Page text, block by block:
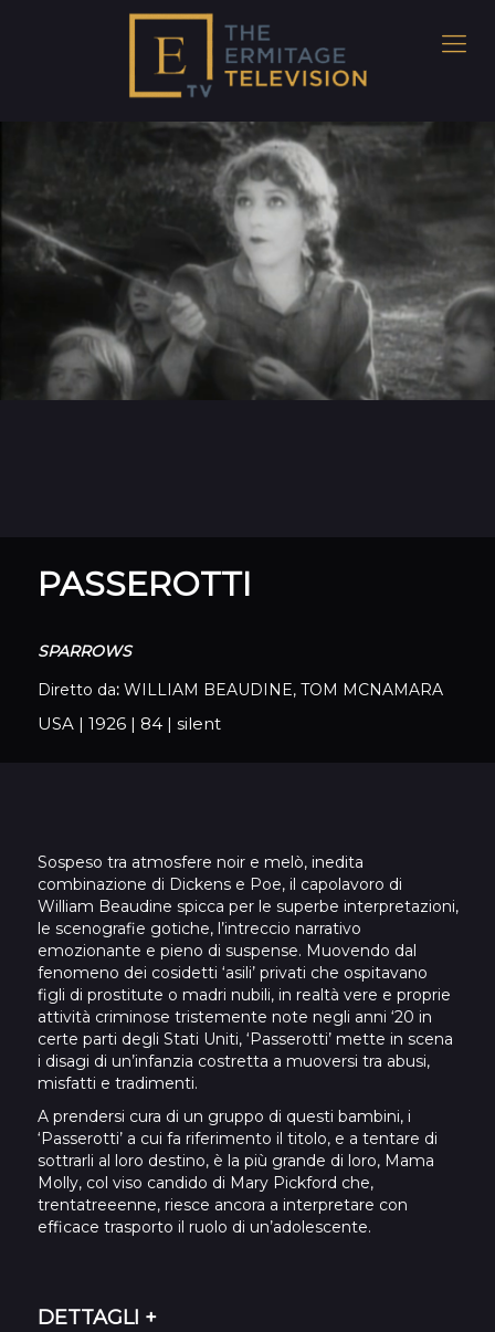
PASSEROTTI
SPARROWS
Diretto da:WILLIAM BEAUDINE, TOM MCNAMARA
USA| 1926| 84| silent
Sospeso tra atmosfere noir e melò, inedita
combinazione di Dickens e Poe, il capolavoro di
William Beaudine spicca per le superbe interpretazioni,
le scenografie gotiche, l’intreccio narrativo
emozionante e pieno di suspense. Muovendo dal
fenomeno dei cosidetti ‘asili’ privati che ospitavano
figli di prostitute o madri nubili, in realtà vere e proprie
attività criminose tristemente note negli anni ‘20 in
certe parti degli Stati Uniti, ‘Passerotti’ mette in scena
i disagi di un’infanzia costretta a muoversi tra abusi,
misfatti e tradimenti.
A prendersi cura di un gruppo di questi bambini, i
‘Passerotti’ a cui fa riferimento il titolo, e a tentare di
sottrarli al loro destino, è la più grande di loro, Mama
Molly, col viso candido di Mary Pickford che,
trentatreeenne, riesce ancora a interpretare con
efficace trasporto il ruolo di un’adolescente.
DETTAGLI +